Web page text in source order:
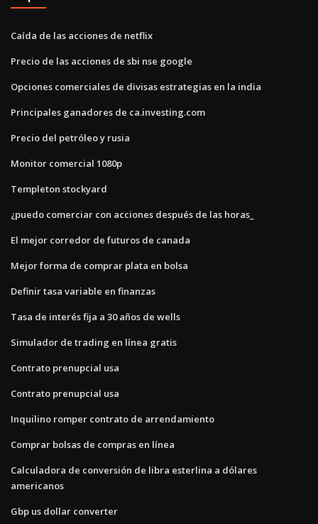
Caída de las acciones de netflix
Precio de las acciones de sbi nse google
Opciones comerciales de divisas estrategias en la india
Principales ganadores de ca.investing.com
Precio del petróleo y rusia
Monitor comercial 1080p
Templeton stockyard
¿puedo comerciar con acciones después de las horas_
El mejor corredor de futuros de canada
Mejor forma de comprar plata en bolsa
Definir tasa variable en finanzas
Tasa de interés fija a 30 años de wells
Simulador de trading en línea gratis
Contrato prenupcial usa
Contrato prenupcial usa
Inquilino romper contrato de arrendamiento
Comprar bolsas de compras en línea
Calculadora de conversión de libra esterlina a dólares
americanos
Gbp us dollar converter